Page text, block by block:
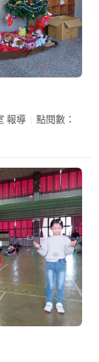
報導
點閱數：